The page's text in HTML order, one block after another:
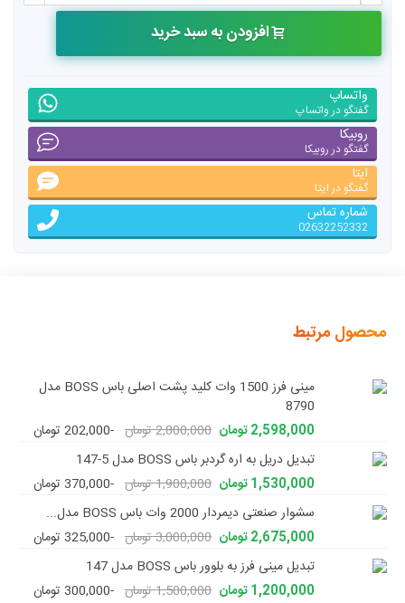
افزودن به سبد خرید
واتساپ
گفتگو در واتساپ
روبیکا
گفتگو در روبیکا
ایتا
گفتگو در ایتا
شماره تماس
02632252332
محصول مرتبط
مینی فرز 1500 وات کلید پشت اصلی باس BOSS مدل
8790
2,598,000 تومان
2,800,000 تومان
-202,000 تومان
تبدیل دریل به اره گردبر باس BOSS مدل 5-147
1,530,000 تومان
1,900,000 تومان
-370,000 تومان
سشوار صنعتی دیمردار 2000 وات باس BOSS مدل...
2,675,000 تومان
3,000,000 تومان
-325,000 تومان
تبدیل مینی فرز به بلوور باس BOSS مدل 147
1,200,000 تومان
1,500,000 تومان -300,000 تومان